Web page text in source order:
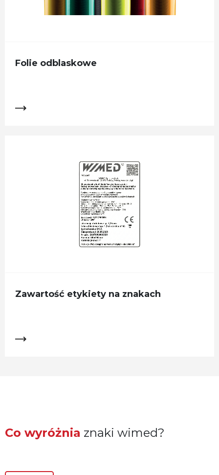
Folie odblaskowe
Zawartość etykiety na znakach
Co wyróżnia znaki wimed?